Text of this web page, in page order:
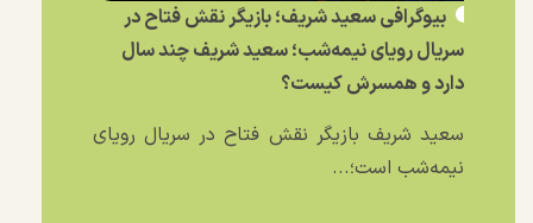
بیوگرافی سعید شریف؛ بازیگر نقش فتاح در
سریال رویای نیمه‌شب؛ سعید شریف چند سال
دارد و همسرش کیست؟
سعید شریف بازیگر نقش فتاح در سریال رویای
نیمه‌شب است؛...